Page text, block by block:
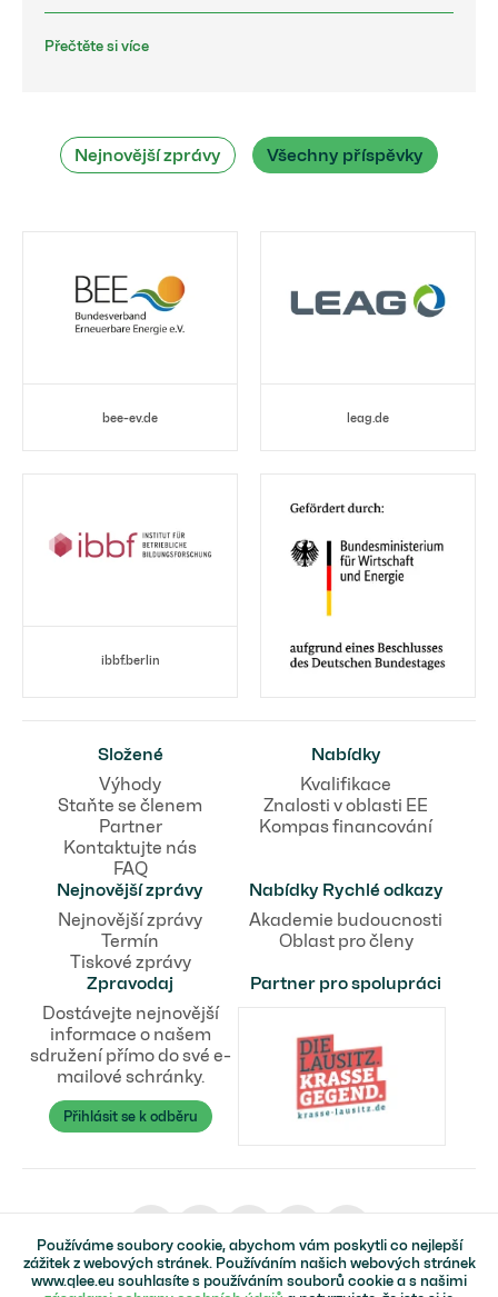
Přečtěte si více
Nejnovější zprávy Všechny příspěvky
bee-ev.de leag.de
ibbf.berlin
Složené
Výhody
Staňte se členem
Partner
Kontaktujte nás
FAQ
Nabídky
Kvalifikace
Znalosti v oblasti EE
Kompas financování
Nejnovější zprávy
Nejnovější zprávy
Termín
Tiskové zprávy
Nabídky Rychlé odkazy
Akademie budoucnosti
Oblast pro členy
Zpravodaj
Dostávejte nejnovější
informace o našem
sdružení přímo do své e-
mailové schránky.
Přihlásit se k odběru
Partner pro spolupráci
© Kvalifikační síť pro obnovitelné zdroje energie v Lužici
Používáme soubory cookie, abychom vám poskytli co nejlepší
zážitek z webových stránek. Používáním našich webových stránek
www.qlee.eu souhlasíte s používáním souborů cookie a s našimi